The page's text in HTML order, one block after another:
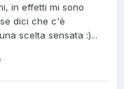
in effetti mi sono
dici che c'è
scelta sensata :)...